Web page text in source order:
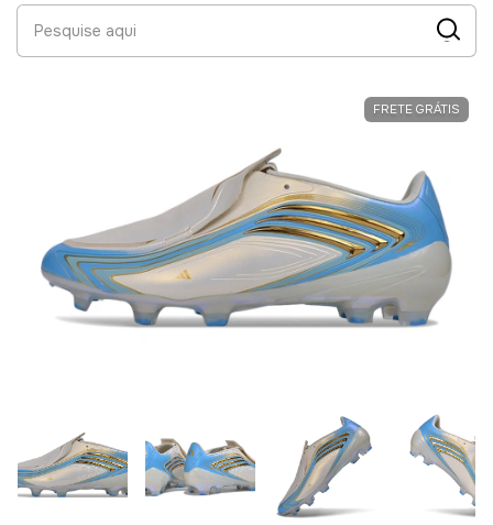
FRETE GRÁTIS